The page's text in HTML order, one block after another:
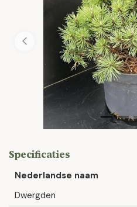
Specificaties
Nederlandse naam
Dwergden